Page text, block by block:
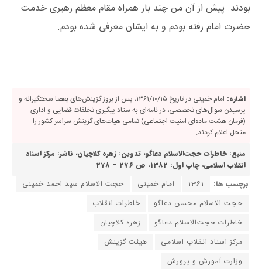
بودند. پیش از آن من چند بار همراه مقام معظم رهبری خدمت
حضرت امام رفته بودم و به ایشان معرفی شده بودم.
اشاره:
امام خمینی در تاریخ ۱۳۶۱/۱۰/۱۵، پس از بروز گزینش‌های بعضا سختگیرانه و
پرسیدن سوال‌های تخصصی، در نامه‌ای به ستاد پیگیری تخلفات قضایی و اداری
(فرمان هشت ماده‌ای امنیت اجتماعی) تمامی هیات‌های گزینش سراسر کشور را
منحل اعلام کردند.
منبع: خاطرات حجت‌الاسلام دعاگو، تدوین: زهره کلاچیان، ناشر: مرکز اسناد
انقلاب اسلامی، چاپ اول: ۱۳۸۲، ص ۲۷۶ – ۲۷۸
برچسب ها:
1361 امام خمینی
حجت الاسلام سید احمد خمینی
حجت الاسلام محسن دعاگو
خاطرات انقلاب
خاطرات حجت‌الاسلام دعاگو
زهره کلاچیان
مرکز اسناد انقلاب اسلامی
هیئت گزینش
وزارت آموزش و پرورش